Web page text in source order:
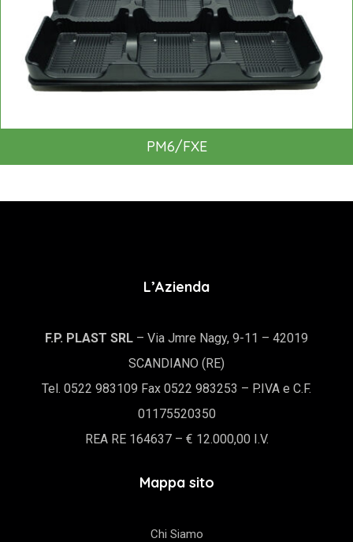
PM6/FXE
L’Azienda
F.P. PLAST SRL – Via Jmre Nagy, 9-11 – 42019
SCANDIANO (RE)
Tel. 0522 983109 Fax 0522 983253 – P.IVA e C.F.
01175520350
REA RE 164637 – € 12.000,00 I.V.
Mappa sito
Chi Siamo